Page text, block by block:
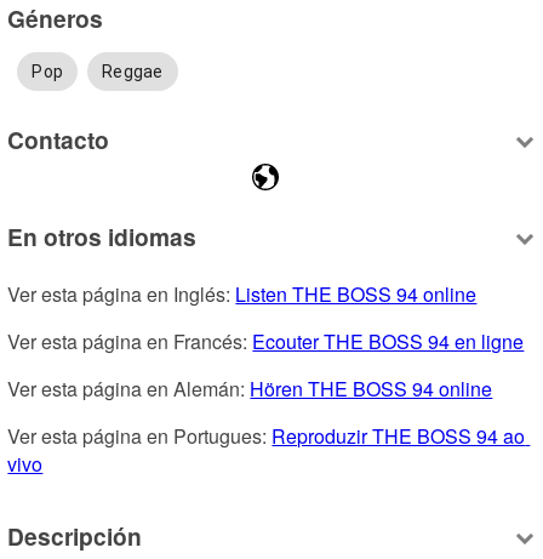
Géneros
Pop Reggae
Contacto
En otros idiomas
Ver esta página en Inglés: Listen THE BOSS 94 online
Ver esta página en Francés: Ecouter THE BOSS 94 en ligne
Ver esta página en Alemán: Hören THE BOSS 94 online
Ver esta página en Portugues: Reproduzir THE BOSS 94 ao
vivo
Descripción